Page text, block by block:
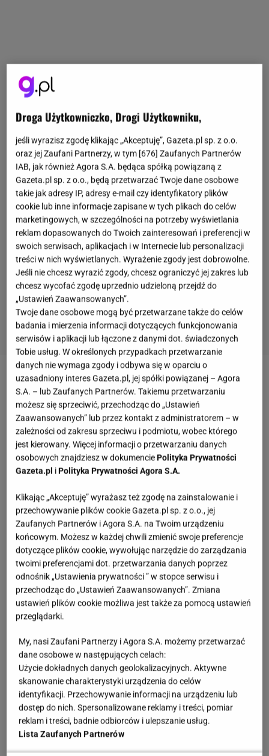
Składniki:
2 duże jajka
1/2 szklanki mleka
1/2 szklanki mąki pszennej
szczypta soli
łyżka masła klarowanego
Nadzienie:
duży pomidor
100 g mozzarelli
sól i pieprz do smaku
Sposób przygotowania:
Ciasto Naleśnikowe: Wymieszaj jajka, mleko, sól.
Stopniowo dodawaj mąkę, aż powstanie gładkie
ciasto. Na rozgrzane masło wlewaj ciasto. Smaż
Droga Użytkowniczko, Drogi Użytkowniku,
jeśli wyrazisz zgodę klikając „Akceptuję”, Gazeta.pl sp. z o.o.
oraz jej Zaufani Partnerzy, w tym [676] Zaufanych Partnerów
IAB, jak również Agora S.A. będąca spółką powiązaną z
Gazeta.pl sp. z o.o., będą przetwarzać Twoje dane osobowe
takie jak adresy IP, adresy e-mail czy identyfikatory plików
cookie lub inne informacje zapisane w tych plikach do celów
marketingowych, w szczególności na potrzeby wyświetlania
reklam dopasowanych do Twoich zainteresowań i preferencji w
swoich serwisach, aplikacjach i w Internecie lub personalizacji
treści w nich wyświetlanych. Wyrażenie zgody jest dobrowolne.
Jeśli nie chcesz wyrazić zgody, chcesz ograniczyć jej zakres lub
chcesz wycofać zgodę uprzednio udzieloną przejdź do
„Ustawień Zaawansowanych”.
Twoje dane osobowe mogą być przetwarzane także do celów
badania i mierzenia informacji dotyczących funkcjonowania
serwisów i aplikacji lub łączone z danymi dot. świadczonych
Tobie usług. W określonych przypadkach przetwarzanie
danych nie wymaga zgody i odbywa się w oparciu o
uzasadniony interes Gazeta.pl, jej spółki powiązanej – Agora
S.A. – lub Zaufanych Partnerów. Takiemu przetwarzaniu
możesz się sprzeciwić, przechodząc do „Ustawień
Zaawansowanych” lub przez kontakt z administratorem – w
zależności od zakresu sprzeciwu i podmiotu, wobec którego
jest kierowany. Więcej informacji o przetwarzaniu danych
osobowych znajdziesz w dokumencie Polityka Prywatności
Gazeta.pl i Polityka Prywatności Agora S.A.
Klikając „Akceptuję” wyrażasz też zgodę na zainstalowanie i
przechowywanie plików cookie Gazeta.pl sp. z o.o., jej
Zaufanych Partnerów i Agora S.A. na Twoim urządzeniu
końcowym. Możesz w każdej chwili zmienić swoje preferencje
dotyczące plików cookie, wywołując narzędzie do zarządzania
twoimi preferencjami dot. przetwarzania danych poprzez
odnośnik „Ustawienia prywatności ” w stopce serwisu i
przechodząc do „Ustawień Zaawansowanych”. Zmiana
ustawień plików cookie możliwa jest także za pomocą ustawień
przeglądarki.
My, nasi Zaufani Partnerzy i Agora S.A. możemy przetwarzać
dane osobowe w następujących celach:
Użycie dokładnych danych geolokalizacyjnych. Aktywne
skanowanie charakterystyki urządzenia do celów
identyfikacji. Przechowywanie informacji na urządzeniu lub
dostęp do nich. Spersonalizowane reklamy i treści, pomiar
reklam i treści, badnie odbiorców i ulepszanie usług.
Lista Zaufanych Partnerów